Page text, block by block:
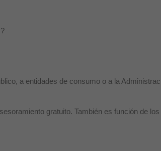
a entidades de consumo o a la
gratuito. También es función de los